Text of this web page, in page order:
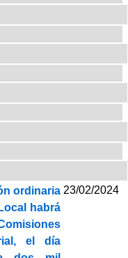
ordinaria
habrá
el día
23/02/2024